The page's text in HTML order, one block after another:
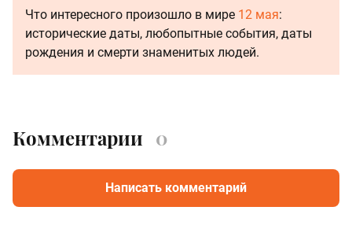
Что интересного произошло в мире 12 мая:
исторические даты, любопытные события, даты
рождения и смерти знаменитых людей.
Комментарии 0
Написать комментарий